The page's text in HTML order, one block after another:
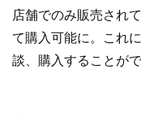
店舗でのみ販売され
て購入可能に。これ
談、購入することが